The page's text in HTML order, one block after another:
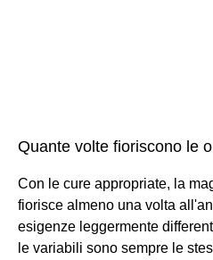
Quante volte fioriscono le
Con le cure appropriate, la
fiorisce almeno una volta
esigenze leggermente
le variabili sono sempre le